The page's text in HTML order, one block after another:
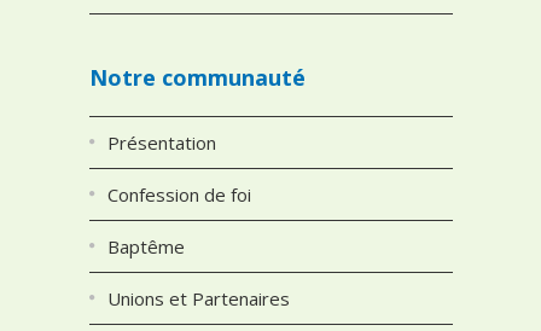
Notre communauté
Présentation
Confession de foi
Baptême
Unions et Partenaires